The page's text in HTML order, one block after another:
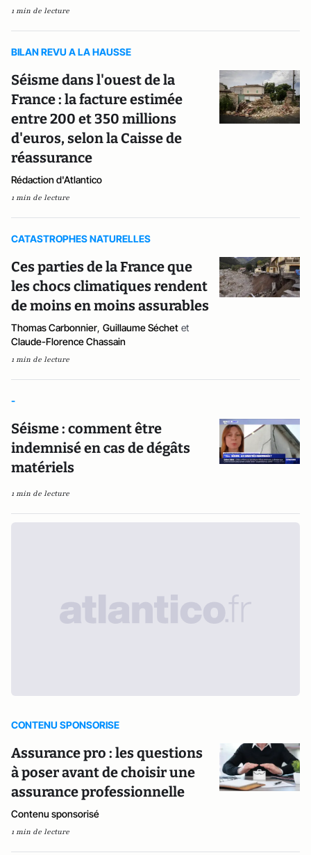
1 min de lecture
BILAN REVU A LA HAUSSE
Séisme dans l'ouest de la
France : la facture estimée
entre 200 et 350 millions
d'euros, selon la Caisse de
réassurance
Rédaction d'Atlantico
1 min de lecture
CATASTROPHES NATURELLES
Ces parties de la France que
les chocs climatiques rendent
de moins en moins assurables
Thomas Carbonnier, Guillaume Séchet et
Claude-Florence Chassain
1 min de lecture
-
Séisme : comment être
indemnisé en cas de dégâts
matériels
1 min de lecture
CONTENU SPONSORISE
Assurance pro : les questions
à poser avant de choisir une
assurance professionnelle
Contenu sponsorisé
1 min de lecture